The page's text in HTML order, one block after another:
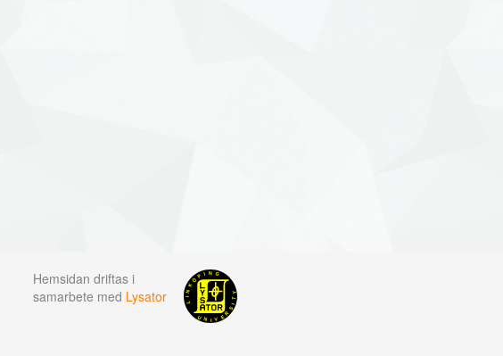
Hemsidan driftas i
samarbete med Lysator